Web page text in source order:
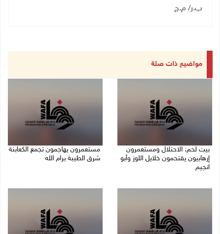
ب.ر/ م.ج
مواضيع ذات صلة
بيت لحم: الاحتلال ومستعمرون
إرهابيون يقتحمون خلايل اللوز وأبو
انجيم
مستعمرون يهاجمون تجمع الكعابنة
شرق الطيبة برام الله